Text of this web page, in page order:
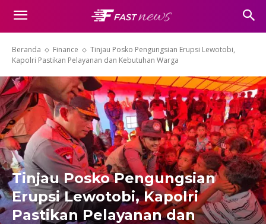
Beranda Finance
Tinjau Posko Pengungsian Erupsi Lewotobi,
Kapolri Pastikan Pelayanan dan Kebutuhan Warga
Tinjau Posko Pengungsian
Erupsi Lewotobi, Kapolri
Pastikan Pelayanan dan